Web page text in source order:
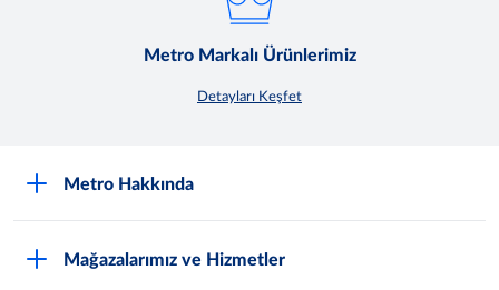
Metro Markalı Ürünlerimiz
Detayları Keşfet
Metro Hakkında
Mağazalarımız ve Hizmetler